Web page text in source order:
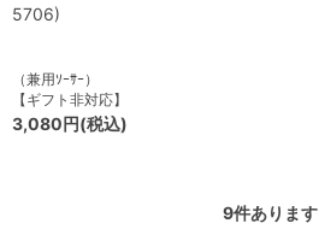
5706)
（兼用ｿｰｻｰ）
【ギフト非対応】
3,080円(税込)
9件あります